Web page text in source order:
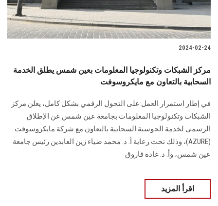
2024-02-24
مركز الشبكات وتكنولوجيا المعلومات بعين شمس يطلق الخدمة
السحابية بالتعاون مع مايكروسوفت
في إطار استمرار العمل على التحول الرقمي بشكل كامل، يعلن مركز
الشبكات وتكنولوجيا ‏المعلومات بجامعة عين شمس عن الإطلاق
الرسمي لخدمة الحوسبة السحابية بالتعاون مع شركة مايكروسوفت
(‏AZURE‏)، وذلك ‏تحت رعاية أ. د. محمد ضياء زين العابدين رئيس جامعة
عين شمس، وأ. د. غادة فاروق
اقرأ المزيد